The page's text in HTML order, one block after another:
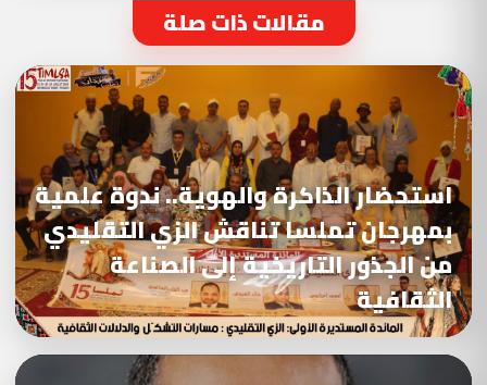
مقالات ذات صلة
استحضار الذاكرة والهوية.. ندوة علمية
بمهرجان تملسا تناقش الزي التقليدي
من الجذور التاريخية إلى الصناعة
الثقافية